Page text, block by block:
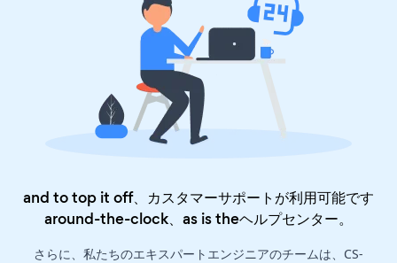
and to top it off、カスタマーサポートが利用可能です
around-the-clock、as is theヘルプセンター。
さらに、私たちのエキスパートエンジニアのチームは、CS-